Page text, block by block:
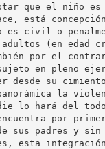
que el niño
está
es civil o
(en edad
por el
en pleno
desde su
la
lo hará del
por
sus padres y
esta